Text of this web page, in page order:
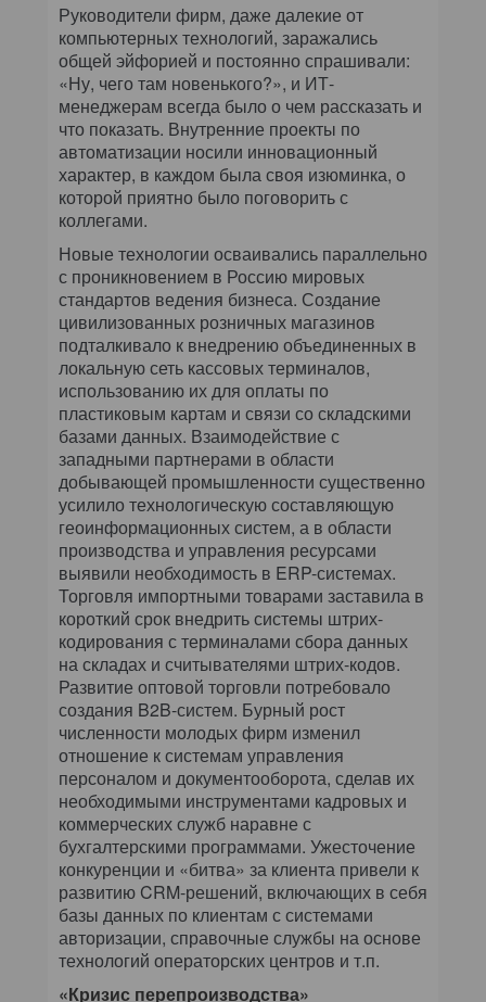
Руководители фирм, даже далекие от
компьютерных технологий, заражались
общей эйфорией и постоянно спрашивали:
«Ну, чего там новенького?», и ИТ-
менеджерам всегда было о чем рассказать и
что показать. Внутренние проекты по
автоматизации носили инновационный
характер, в каждом была своя изюминка, о
которой приятно было поговорить с
коллегами.
Новые технологии осваивались параллельно
с проникновением в Россию мировых
стандартов ведения бизнеса. Создание
цивилизованных розничных магазинов
подталкивало к внедрению объединенных в
локальную сеть кассовых терминалов,
использованию их для оплаты по
пластиковым картам и связи со складскими
базами данных. Взаимодействие с
западными партнерами в области
добывающей промышленности существенно
усилило технологическую составляющую
геоинформационных систем, а в области
производства и управления ресурсами
выявили необходимость в ERP-системах.
Торговля импортными товарами заставила в
короткий срок внедрить системы штрих-
кодирования с терминалами сбора данных
на складах и считывателями штрих-кодов.
Развитие оптовой торговли потребовало
создания B2B-систем. Бурный рост
численности молодых фирм изменил
отношение к системам управления
персоналом и документооборота, сделав их
необходимыми инструментами кадровых и
коммерческих служб наравне с
бухгалтерскими программами. Ужесточение
конкуренции и «битва» за клиента привели к
развитию CRM-решений, включающих в себя
базы данных по клиентам с системами
авторизации, справочные службы на основе
технологий операторских центров и т.п.
«Кризис перепроизводства»